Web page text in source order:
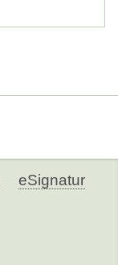
eSignatur